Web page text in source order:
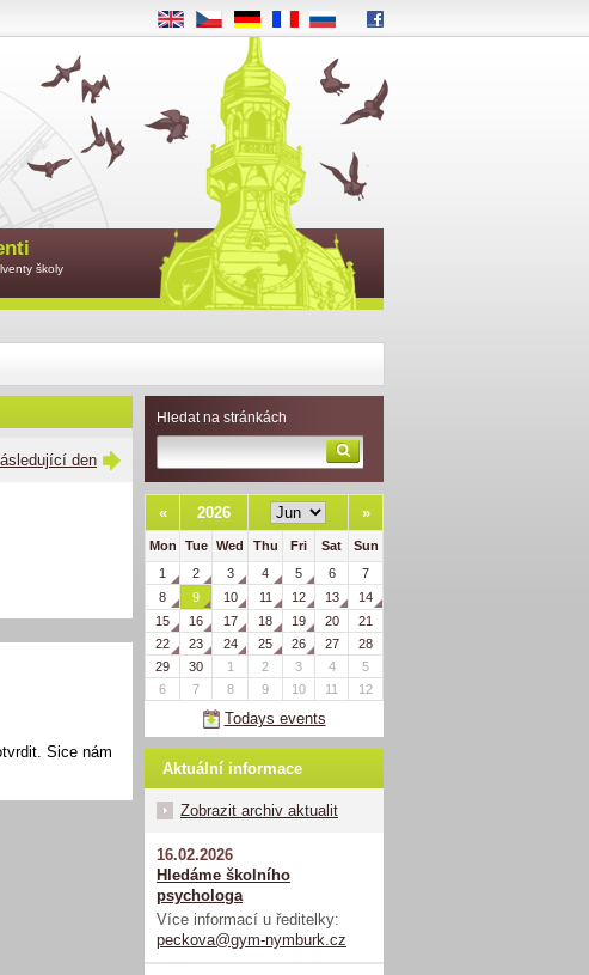
den
Sice nám
Hledat na stránkách
« 2026 »
Mon Tue Wed Thu Fri Sat
Sun
1
2 3 4 5 6
7
8
9 10 11 12 13
14
15
16 17 18 19 20
21
22
23 24 25 26 27
28
29
30 1 2 3 4
5
6
7 8 9 10 11 12
Todays events
Aktuální informace
Zobrazit archiv aktualit
16.02.2026
Hledáme školního
psychologa
Více informací u ředitelky:
peckova@gym-nymburk.cz
školy
EN CS DE RU